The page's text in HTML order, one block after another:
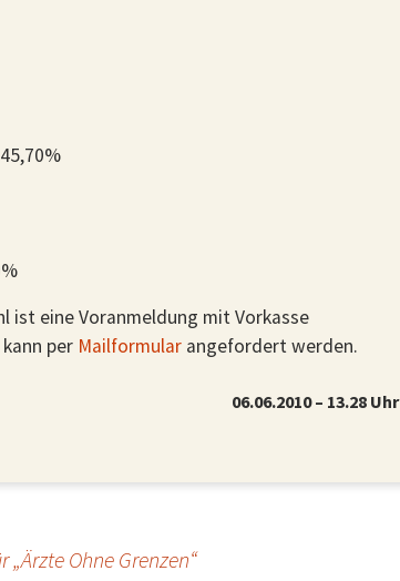
ist eine Voranmeldung mit Vorkasse
per Mailformular angefordert werden.
06.06.2010 – 13.28 Uhr
„Ärzte Ohne Grenzen“